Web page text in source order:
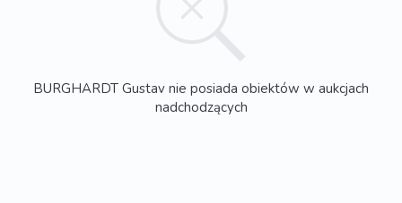
BURGHARDT Gustav nie posiada obiektów w aukcjach
nadchodzących